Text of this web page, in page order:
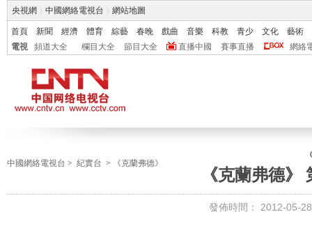
央視網 中國網絡電視台 網站地圖
首頁 新聞 經濟 體育 綜藝 春晚 戲曲 音樂 科教 青少 文化
藝術
電視
頻道大全 欄目大全 節目大全 直播中國 賽事直播 網絡
中國網絡電視台 > 紀實台 > 《克蘭弗德》
《克蘭弗德》
發佈時間： 2012-05-